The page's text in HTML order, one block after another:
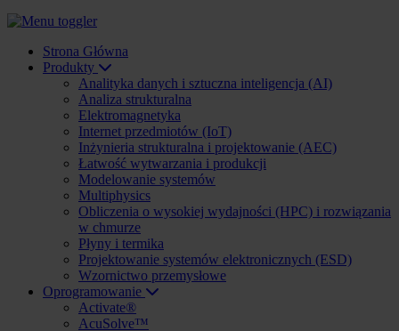
Strona Główna
Produkty
Analityka danych i sztuczna inteligencja (AI)
Analiza strukturalna
Elektromagnetyka
Internet przedmiotów (IoT)
Inżynieria strukturalna i projektowanie (AEC)
Łatwość wytwarzania i produkcji
Modelowanie systemów
Multiphysics
Obliczenia o wysokiej wydajności (HPC) i rozwiązania
w chmurze
Płyny i termika
Projektowanie systemów elektronicznych (ESD)
Wzornictwo przemysłowe
Oprogramowanie
Activate®
AcuSolve™